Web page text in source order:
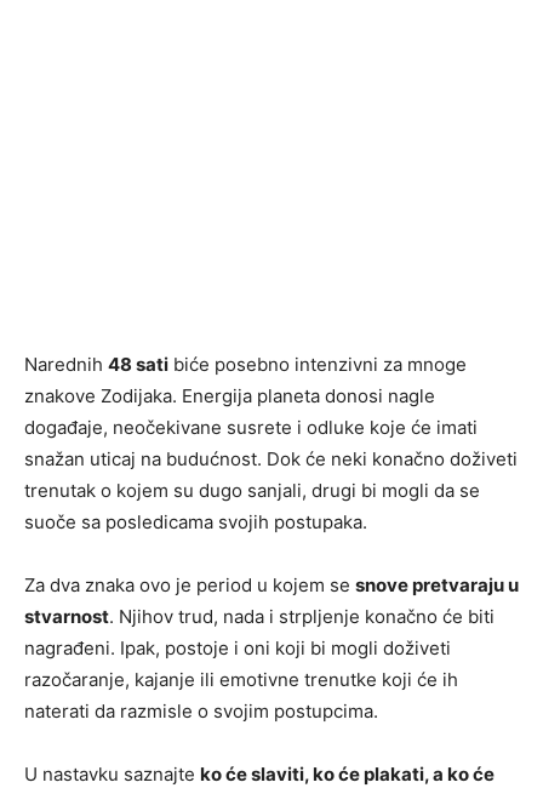
Narednih 48 sati biće posebno intenzivni za mnoge
znakove Zodijaka. Energija planeta donosi nagle
događaje, neočekivane susrete i odluke koje će imati
snažan uticaj na budućnost. Dok će neki konačno doživeti
trenutak o kojem su dugo sanjali, drugi bi mogli da se
suoče sa posledicama svojih postupaka.
Za dva znaka ovo je period u kojem se snove pretvaraju u
stvarnost. Njihov trud, nada i strpljenje konačno će biti
nagrađeni. Ipak, postoje i oni koji bi mogli doživeti
razočaranje, kajanje ili emotivne trenutke koji će ih
naterati da razmisle o svojim postupcima.
U nastavku saznajte ko će slaviti, ko će plakati, a ko će